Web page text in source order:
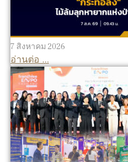
7 สิงหาคม 2026
อ่านต่อ ...